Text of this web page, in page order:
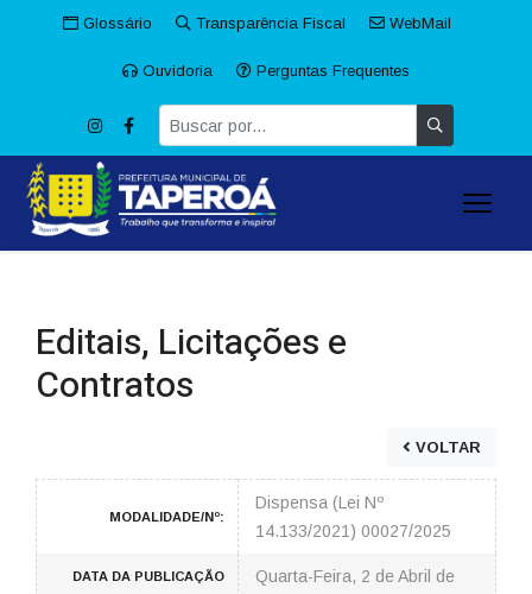
Glossário Transparência Fiscal WebMail
Ouvidoria Perguntas Frequentes
Editais, Licitações e
Contratos
VOLTAR
MODALIDADE/Nº:
Dispensa (Lei Nº
14.133/2021) 00027/2025
DATA DA PUBLICAÇÃO
Quarta-Feira, 2 de Abril de